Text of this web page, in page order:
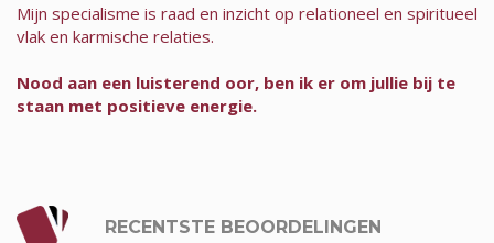
Mijn specialisme is raad en inzicht op relationeel en spiritueel
vlak en karmische relaties.
Nood aan een luisterend oor, ben ik er om jullie bij te
staan met positieve energie.
RECENTSTE BEOORDELINGEN